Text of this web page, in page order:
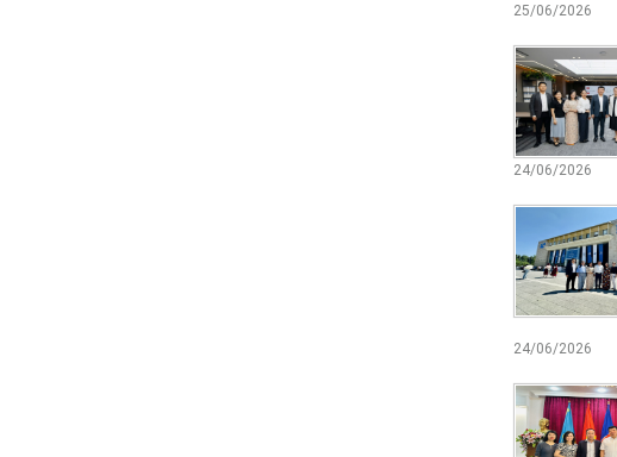
25/06/2026
24/06/2026
24/06/2026